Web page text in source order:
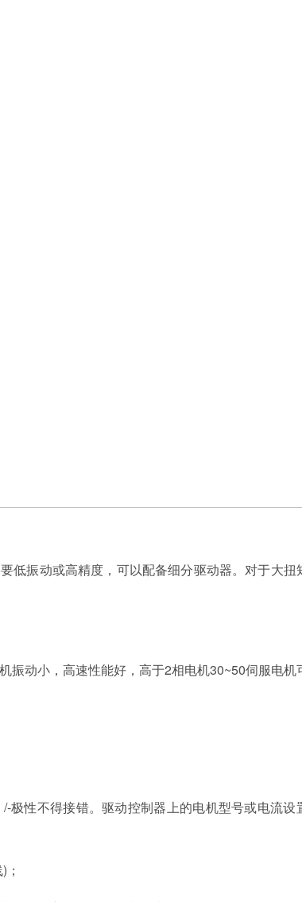
低振动或高精度，可以配备细分驱动器。对于大扭
振动小，高速性能好，高于2相电机30~50伺服电机
极性不得接错。驱动控制器上的电机型号或电流设